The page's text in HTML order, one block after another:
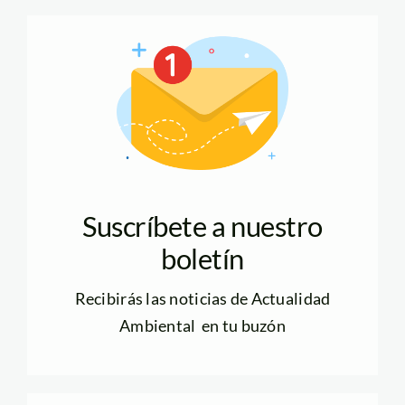
Suscríbete a nuestro
boletín
Recibirás las noticias de Actualidad
Ambiental en tu buzón